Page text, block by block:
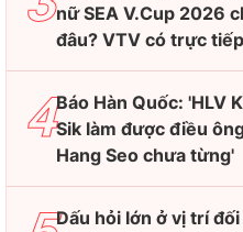
nữ SEA V.Cup 2026
đâu? VTV có trực
Báo Hàn Quốc: 'HLV
Sik làm được điều
Hang Seo chưa từng'
Dấu hỏi lớn ở vị trí